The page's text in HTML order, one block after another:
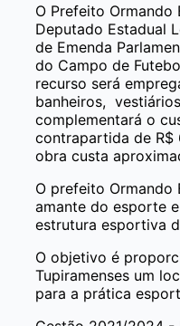
O Prefeito Ormando
Deputado Estadual
de Emenda
do Campo de
recurso será
banheiros,
complementará o
contrapartida de
obra custa
O prefeito Ormando
amante do esporte
estrutura esportiva
O objetivo é
Tupiramenses um
para a prática